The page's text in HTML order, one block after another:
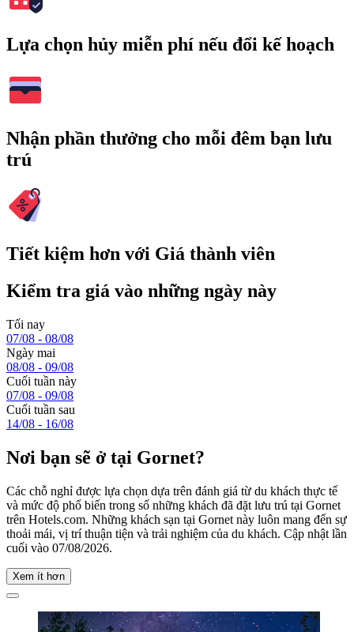
Lựa chọn hủy miễn phí nếu đổi kế hoạch
Nhận phần thưởng cho mỗi đêm bạn lưu
trú
Tiết kiệm hơn với Giá thành viên
Kiểm tra giá vào những ngày này
Tối nay
07/08 - 08/08
Ngày mai
08/08 - 09/08
Cuối tuần này
07/08 - 09/08
Cuối tuần sau
14/08 - 16/08
Nơi bạn sẽ ở tại Gornet?
Các chỗ nghỉ được lựa chọn dựa trên đánh giá từ du khách thực tế
và mức độ phổ biến trong số những khách đã đặt lưu trú tại Gornet
trên Hotels.com. Những khách sạn tại Gornet này luôn mang đến sự
thoải mái, vị trí thuận tiện và trải nghiệm của du khách. Cập nhật lần
cuối vào 07/08/2026.
Xem ít hơn